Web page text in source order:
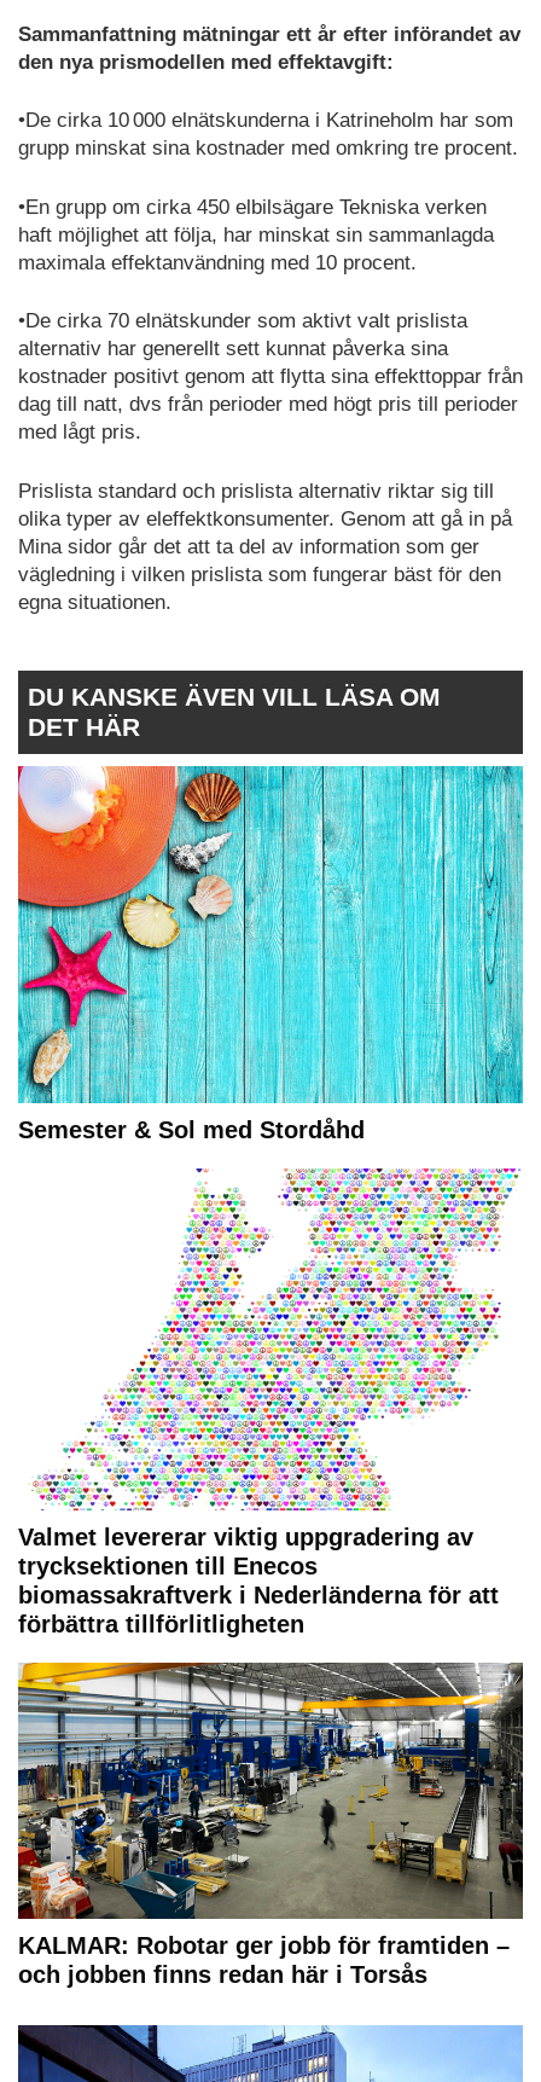
Sammanfattning mätningar ett år efter införandet av
den nya prismodellen med effektavgift:
•De cirka 10 000 elnätskunderna i Katrineholm har som
grupp minskat sina kostnader med omkring tre procent.
•En grupp om cirka 450 elbilsägare Tekniska verken
haft möjlighet att följa, har minskat sin sammanlagda
maximala effektanvändning med 10 procent.
•De cirka 70 elnätskunder som aktivt valt prislista
alternativ har generellt sett kunnat påverka sina
kostnader positivt genom att flytta sina effekttoppar från
dag till natt, dvs från perioder med högt pris till perioder
med lågt pris.
Prislista standard och prislista alternativ riktar sig till
olika typer av eleffektkonsumenter. Genom att gå in på
Mina sidor går det att ta del av information som ger
vägledning i vilken prislista som fungerar bäst för den
egna situationen.
DU KANSKE ÄVEN VILL LÄSA OM
DET HÄR
Semester & Sol med Stordåhd
Valmet levererar viktig uppgradering av
trycksektionen till Enecos
biomassakraftverk i Nederländerna för att
förbättra tillförlitligheten
KALMAR: Robotar ger jobb för framtiden –
och jobben finns redan här i Torsås